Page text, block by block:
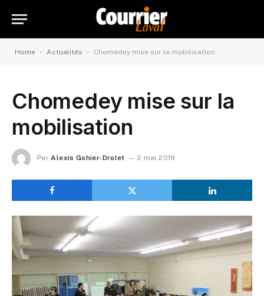
Home - Actualités - Chomedey mise sur la mobilisation
Chomedey mise sur la
mobilisation
Par Alexis Gohier-Drolet 2 mai 2019